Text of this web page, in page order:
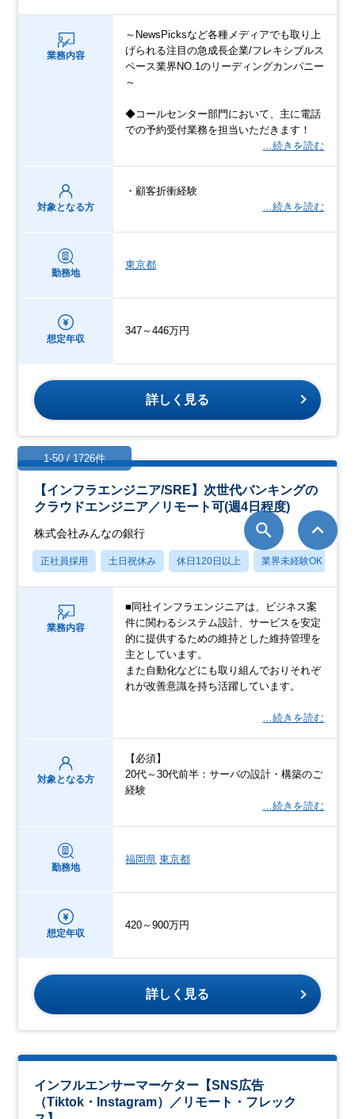
業務内容
～NewsPicksなど各種メディアでも取り上
げられる注目の急成長企業/フレキシブルス
ペース業界NO.1のリーディングカンパニー
～
◆コールセンター部門において、主に電話
での予約受付業務を担当いただきます！
…続きを読む
対象となる方
・顧客折衝経験
…続きを読む
勤務地
東京都
想定年収
347～446万円
詳しく見る
【インフラエンジニア/SRE】次世代バンキングの
クラウドエンジニア／リモート可(週4日程度)
株式会社みんなの銀行
正社員採用 土日祝休み 休日120日以上 業界未経験OK
業務内容
■同社インフラエンジニアは、ビジネス案
件に関わるシステム設計、サービスを安定
的に提供するための維持とした維持管理を
主としています。
また自動化などにも取り組んでおりそれぞ
れが改善意識を持ち活躍しています。
…続きを読む
対象となる方
【必須】
20代～30代前半：サーバの設計・構築のご
経験
…続きを読む
勤務地
福岡県 東京都
想定年収
420～900万円
詳しく見る
インフルエンサーマーケター【SNS広告
（Tiktok・Instagram）／リモート・フレック
1-50 / 1726件